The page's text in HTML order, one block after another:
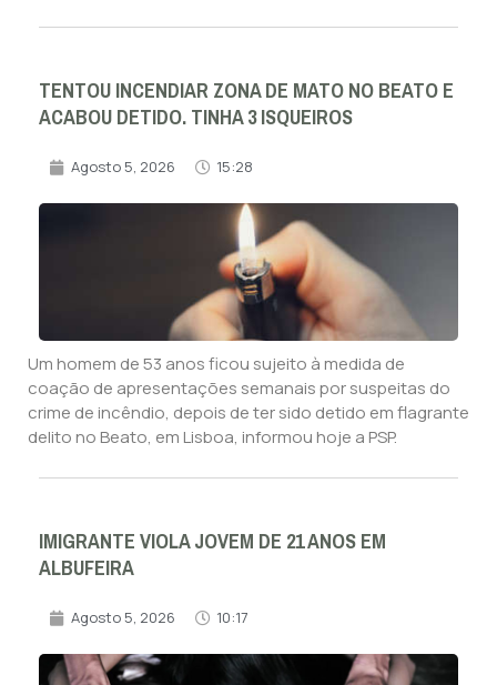
TENTOU INCENDIAR ZONA DE MATO NO BEATO E
ACABOU DETIDO. TINHA 3 ISQUEIROS
Agosto 5, 2026 15:28
Um homem de 53 anos ficou sujeito à medida de
coação de apresentações semanais por suspeitas do
crime de incêndio, depois de ter sido detido em flagrante
delito no Beato, em Lisboa, informou hoje a PSP.
IMIGRANTE VIOLA JOVEM DE 21 ANOS EM
ALBUFEIRA
Agosto 5, 2026 10:17